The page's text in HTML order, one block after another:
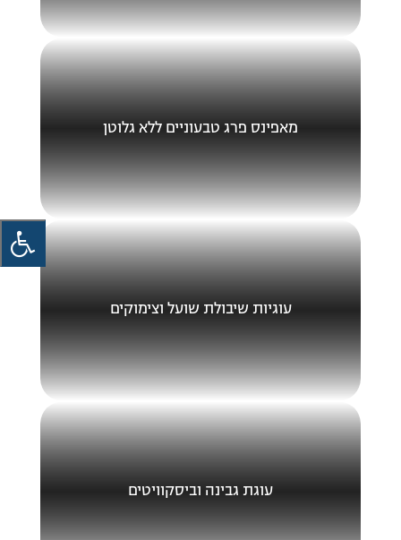
מאפינס פרג טבעוניים ללא גלוטן
עוגיות שיבולת שועל וצימוקים
עוגת גבינה וביסקוויטים